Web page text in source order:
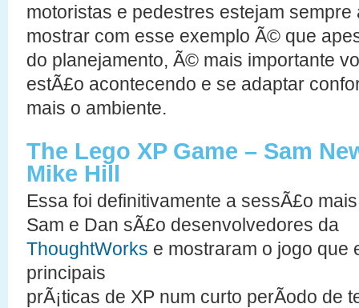
motoristas e pedestres estejam
mostrar com esse exemplo Ã© que
do planejamento, Ã© mais importante
estÃ£o acontecendo e se adaptar
mais o ambiente.
The Lego XP Game – Sam
Mike Hill
Essa foi definitivamente a sessÃ£o
Sam e Dan sÃ£o desenvolvedores da
ThoughtWorks e mostraram o jogo que
principais
prÃ¡ticas de XP num curto perÃ­odo de